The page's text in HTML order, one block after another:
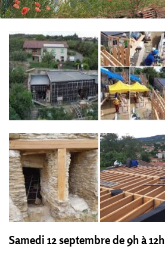
Samedi 12 septembre de 9h à 12h